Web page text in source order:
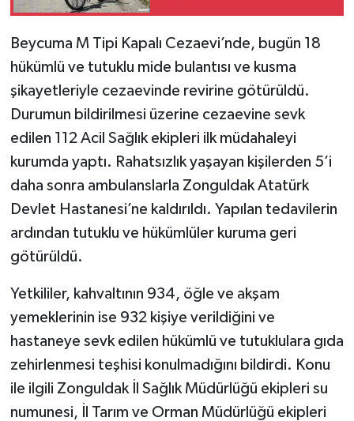
Beycuma M Tipi Kapalı Cezaevi’nde, bugün 18
hükümlü ve tutuklu mide bulantısı ve kusma
şikayetleriyle cezaevinde revirine götürüldü.
Durumun bildirilmesi üzerine cezaevine sevk
edilen 112 Acil Sağlık ekipleri ilk müdahaleyi
kurumda yaptı. Rahatsızlık yaşayan kişilerden 5’i
daha sonra ambulanslarla Zonguldak Atatürk
Devlet Hastanesi’ne kaldırıldı. Yapılan tedavilerin
ardından tutuklu ve hükümlüler kuruma geri
götürüldü.
Yetkililer, kahvaltının 934, öğle ve akşam
yemeklerinin ise 932 kişiye verildiğini ve
hastaneye sevk edilen hükümlü ve tutuklulara gıda
zehirlenmesi teşhisi konulmadığını bildirdi. Konu
ile ilgili Zonguldak İl Sağlık Müdürlüğü ekipleri su
numunesi, İl Tarım ve Orman Müdürlüğü ekipleri